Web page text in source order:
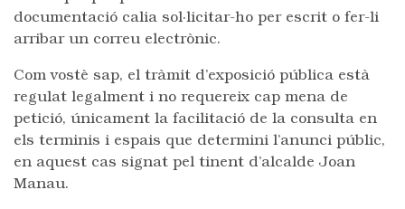
documentació calia sol·licitar-ho per escrit o fer-li
arribar un correu electrònic.
Com vostè sap, el tràmit d’exposició pública està
regulat legalment i no requereix cap mena de
petició, únicament la facilitació de la consulta en
els terminis i espais que determini l’anunci públic,
en aquest cas signat pel tinent d’alcalde Joan
Manau.